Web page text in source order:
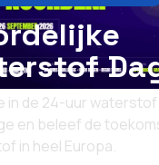
in de 24-uur waterstof
en beleef de
in heel Europa.